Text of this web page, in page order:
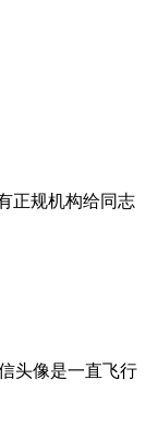
正规机构给同志
头像是一直飞行